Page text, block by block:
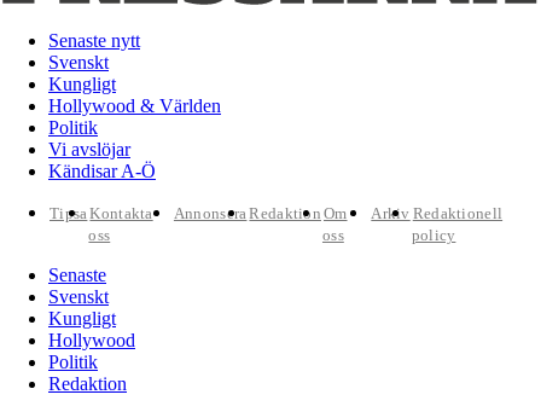
Senaste nytt
Svenskt
Kungligt
Hollywood & Världen
Politik
Vi avslöjar
Kändisar A-Ö
TipsaKontakta
oss
AnnonseraRedaktion Om
oss
Arkiv Redaktionell
policy
Senaste
Svenskt
Kungligt
Hollywood
Politik
Redaktion